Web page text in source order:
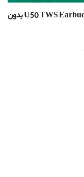
بی سیم بلوتوثی U50 TWS Earbuds بدون